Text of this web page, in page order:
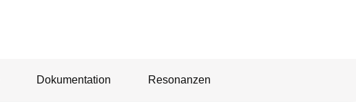
Dokumentation Resonanzen